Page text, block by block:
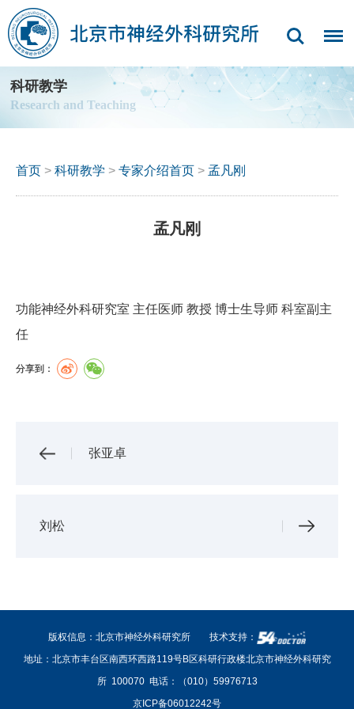
科研教学
Research and Teaching
首页 > 科研教学 > 专家介绍首页 > 孟凡刚
孟凡刚
功能神经外科研究室 主任医师 教授 博士生导师 科室副主
任
分享到：
张亚卓
刘松
版权信息：北京市神经外科研究所 技术支持：
地址：北京市丰台区南西环西路119号B区科研行政楼北京市神经外科研究
所 100070 电话：（010）59976713
京ICP备06012242号